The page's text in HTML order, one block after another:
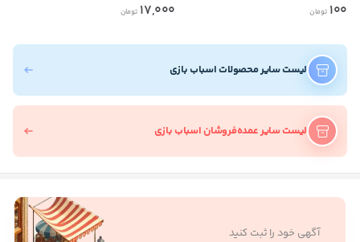
100 تومان 17,000 تومان
لیست سایر محصولات اسباب بازی
لیست سایر عمده‌فروشان اسباب بازی
آگهی خود را ثبت کنید